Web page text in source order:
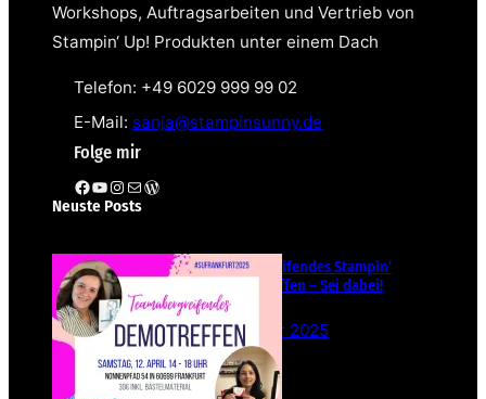
Workshops, Auftragsarbeiten und Vertrieb von
Stampin‘ Up! Produkten unter einem Dach
Telefon: +49 6029 999 99 02
E-Mail: sanja@stampinsunny.de
Folge mir
Facebook YouTube Instagram E-Mail WordPress
Neuste Posts
Teamübergreifendes Stampin‘
Up! Demotreffen – Sei dabei!
26. Februar 2025